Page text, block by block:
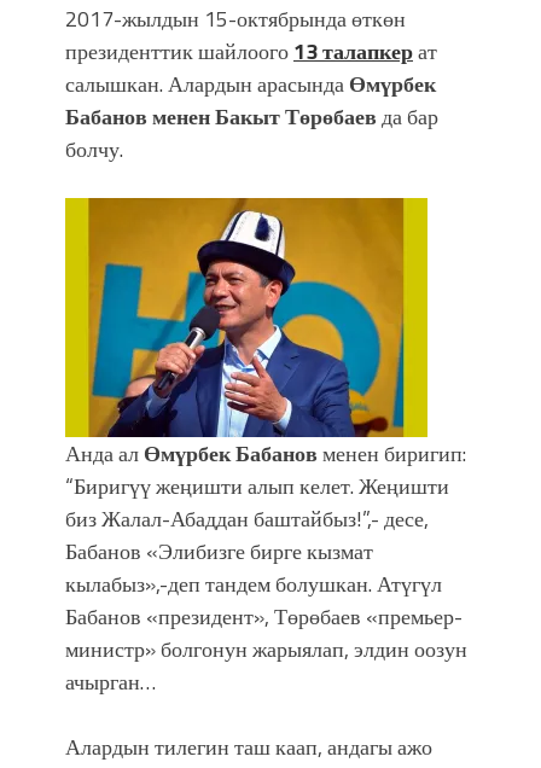
2017-жылдын 15-октябрында өткөн
президенттик шайлоого13 талапкерат
салышкан. Алардын арасындаӨмүрбек
Бабанов мененБакытТөрөбаевда бар
болчу.
Анда алӨмүрбек Бабановменен биригип:
“Биригүү жеңишти алып келет. Жеңишти
биз Жалал-Абаддан баштайбыз!”,- десе,
Бабанов «Элибизге бирге кызмат
кылабыз»,-деп тандем болушкан. Атүгүл
Бабанов «президент», Төрөбаев «премьер-
министр» болгонун жарыялап, элдин оозун
ачырган…
Алардын тилегин таш каап, андагы ажо